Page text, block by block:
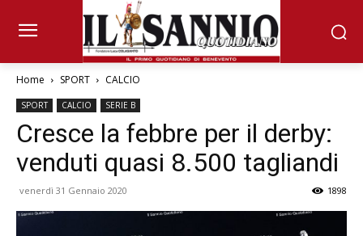
Home SPORT CALCIO
SPORT CALCIO SERIE B
Cresce la febbre per il derby:
venduti quasi 8.500 tagliandi
venerdì 31 Gennaio 2020 1898